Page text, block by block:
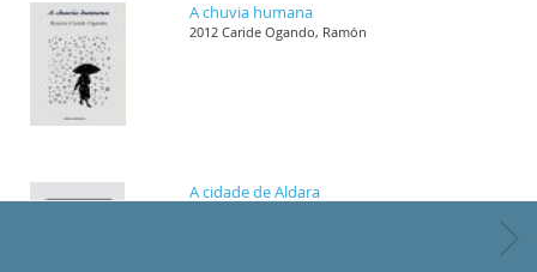
A chuvia humana
2012 Caride Ogando, Ramón
A cidade de Aldara